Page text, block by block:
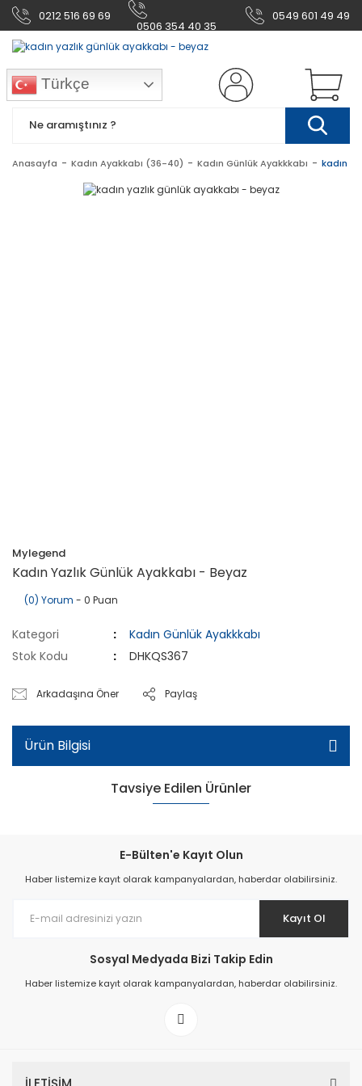
0212 516 69 69
0506 354 40 35
0549 601 49 49
Türkçe
Anasayfa Kadın Ayakkabı (36-40) Kadın Günlük Ayakkkabı kadın
Mylegend
Kadın Yazlık Günlük Ayakkabı - Beyaz
(0) Yorum - 0 Puan
Kategori
Kadın Günlük Ayakkkabı
Stok Kodu
DHKQS367
Arkadaşına Öner Paylaş
Ürün Bilgisi
Tavsiye Edilen Ürünler
Kadın Parmak Arası Taşlı Terlik - Siyah
E-Bülten'e Kayıt Olun
Haber listemize kayıt olarak kampanyalardan, haberdar olabilirsiniz.
Kayıt Ol
Sosyal Medyada Bizi Takip Edin
Haber listemize kayıt olarak kampanyalardan, haberdar olabilirsiniz.